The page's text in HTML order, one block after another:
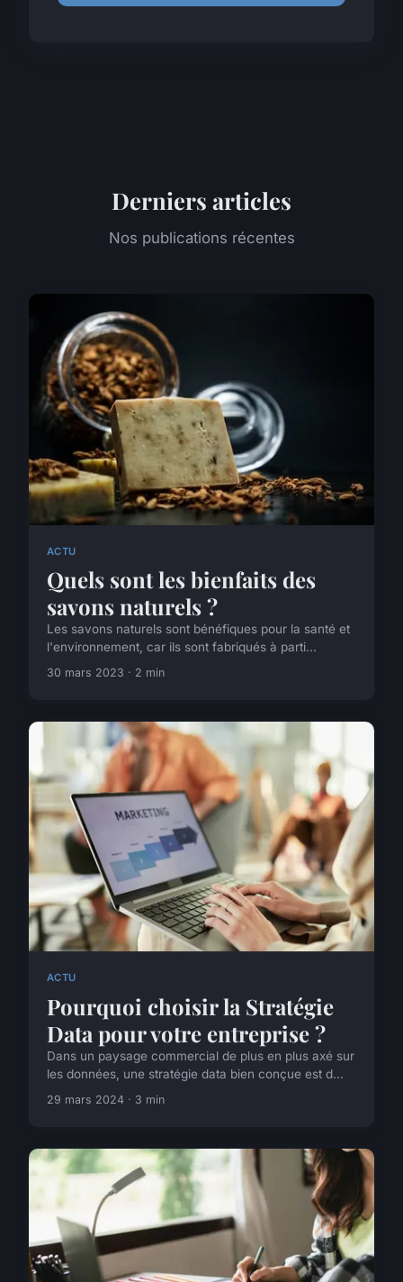
Derniers articles
Nos publications récentes
ACTU
Quels sont les bienfaits des
savons naturels ?
Les savons naturels sont bénéfiques pour la santé et
l'environnement, car ils sont fabriqués à parti...
30 mars 2023 · 2 min
ACTU
Pourquoi choisir la Stratégie
Data pour votre entreprise ?
Dans un paysage commercial de plus en plus axé sur
les données, une stratégie data bien conçue est d...
29 mars 2024 · 3 min